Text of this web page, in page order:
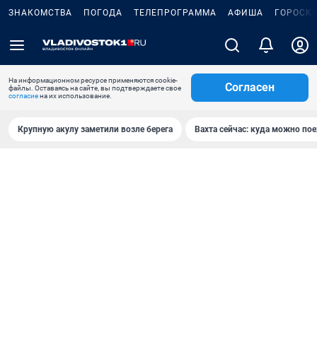
ЗНАКОМСТВА ПОГОДА ТЕЛЕПРОГРАММА АФИША
На информационном ресурсе применяются cookie-
файлы. Оставаясь на сайте, вы подтверждаете свое
согласиена их использование.
Согласен
Крупную акулу заметили возле берега Вахта сейчас: куда можно